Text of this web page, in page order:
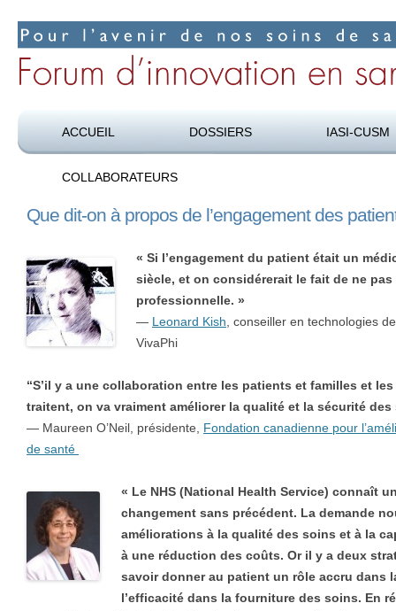
ACCUEIL DOSSIERS IASI-CUSM
COLLABORATEURS
Que dit-on à propos de l’engagement des
« Si l’engagement du patient était un
siècle, et on considérerait le fait de ne
professionnelle. »
— Leonard Kish , conseiller en technologies
VivaPhi
“S’il y a une collaboration entre les patients et familles et
traitent, on va vraiment améliorer la qualité et la sécurité des
— Maureen O’Neil, présidente, Fondation canadienne pour
de santé
« Le NHS (National Health Service) connaît
changement sans précédent. La demande
améliorations à la qualité des soins et à la
à une réduction des coûts. Or il y a deux
savoir donner au patient un rôle accru dans
l’efficacité dans la fourniture des soins. En